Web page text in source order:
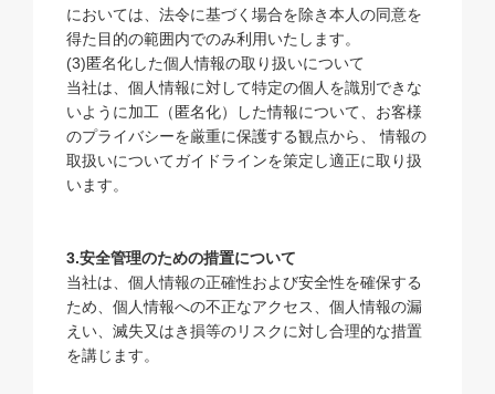
においては、法令に基づく場合を除き本人の同意を
得た目的の範囲内でのみ利用いたします。
(3)匿名化した個人情報の取り扱いについて
当社は、個人情報に対して特定の個人を識別できな
いように加工（匿名化）した情報について、お客様
のプライバシーを厳重に保護する観点から、 情報の
取扱いについてガイドラインを策定し適正に取り扱
います。
3.安全管理のための措置について
当社は、個人情報の正確性および安全性を確保する
ため、個人情報への不正なアクセス、個人情報の漏
えい、滅失又はき損等のリスクに対し合理的な措置
を講じます。